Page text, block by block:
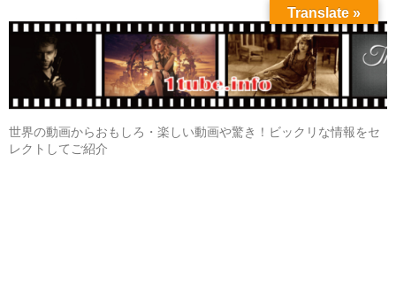
世界の動画からおもしろ・楽しい動画や驚き！ビックリな情報をセ
レクトしてご紹介
Translate »